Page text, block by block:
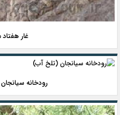
غار هفتاد
رودخانه